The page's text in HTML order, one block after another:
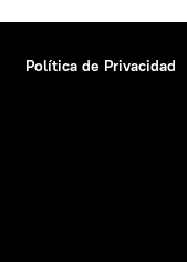
Política de Privacidad